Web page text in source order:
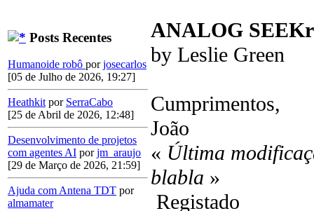
Posts Recentes
Humanoide robô porjosecarlos
[05 de Julho de 2026, 19:27]
Heathkit por SerraCabo
[25 de Abril de 2026, 12:48]
Desenvolvimento de projetos
com agentes AI porjm_araujo
[29 de Março de 2026, 21:59]
Ajuda com Antena TDT por
almamater
ANALOG
by Leslie Green
Cumprimentos,
João
« Última
blabla »
Registado